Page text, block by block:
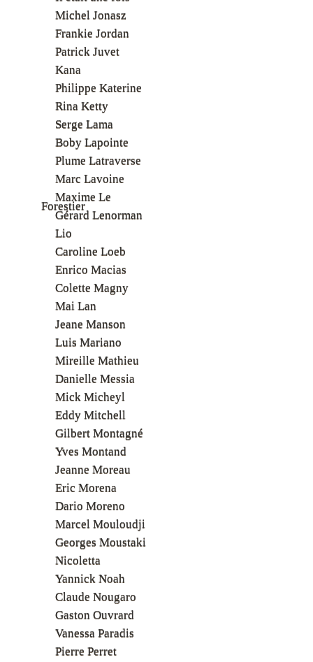
Michel Jonasz
Frankie Jordan
Patrick Juvet
Kana
Philippe Katerine
Rina Ketty
Serge Lama
Boby Lapointe
Plume Latraverse
Marc Lavoine
Maxime Le
Forestier
Gérard Lenorman
Lio
Caroline Loeb
Enrico Macias
Colette Magny
Mai Lan
Jeane Manson
Luis Mariano
Mireille Mathieu
Danielle Messia
Mick Micheyl
Eddy Mitchell
Gilbert Montagné
Yves Montand
Jeanne Moreau
Eric Morena
Dario Moreno
Marcel Mouloudji
Georges Moustaki
Nicoletta
Yannick Noah
Claude Nougaro
Gaston Ouvrard
Vanessa Paradis
Pierre Perret